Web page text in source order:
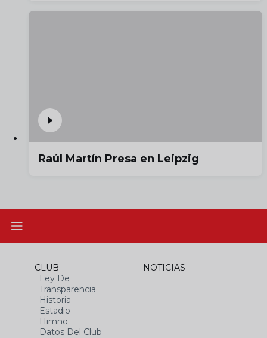
Raúl Martín Presa en Leipzig
CLUB
Ley De
Transparencia
Historia
Estadio
Himno
Datos Del Club
NOTICIAS